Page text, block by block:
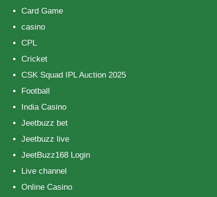
Card Game
casino
CPL
Cricket
CSK Squad IPL Auction 2025
Football
India Casino
Jeetbuzz bet
Jeetbuzz live
JeetBuzz168 Login
Live channel
Online Casino